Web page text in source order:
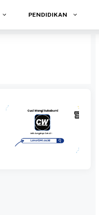
PENDIDIKAN